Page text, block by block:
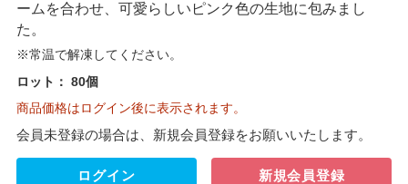
ームを合わせ、可愛らしいピンク色の生地に包みまし
た。
※常温で解凍してください。
ロット： 80個
商品価格はログイン後に表示されます。
会員未登録の場合は、新規会員登録をお願いいたします。
ログイン 新規会員登録